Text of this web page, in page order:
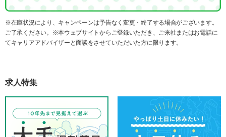
※在庫状況により、キャンペーンは予告なく変更・終了する場合がございます。
ご了承ください。※本ウェブサイトからご登録いただき、ご来社またはお電話に
てキャリアアドバイザーと面談をさせていただいた方に限ります。
求人特集